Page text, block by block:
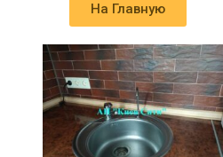
На Главную